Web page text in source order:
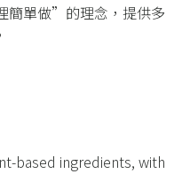
簡單做”的理念，提供多
based ingredients, with